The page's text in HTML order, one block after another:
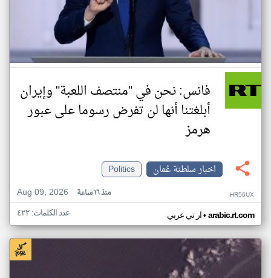
فانس: نحن في "منتصف اللعبة" وإيران
أبلغتنا أنها لن تفرض رسوما على عبور
هرمز
اخبار سلطنة عُمان
Politics
Aug 09, 2026
منذ ١٦ ساعة HR56UX
ار تي عربي• arabic.rt.com عدد الكلمات: ٤٢٢